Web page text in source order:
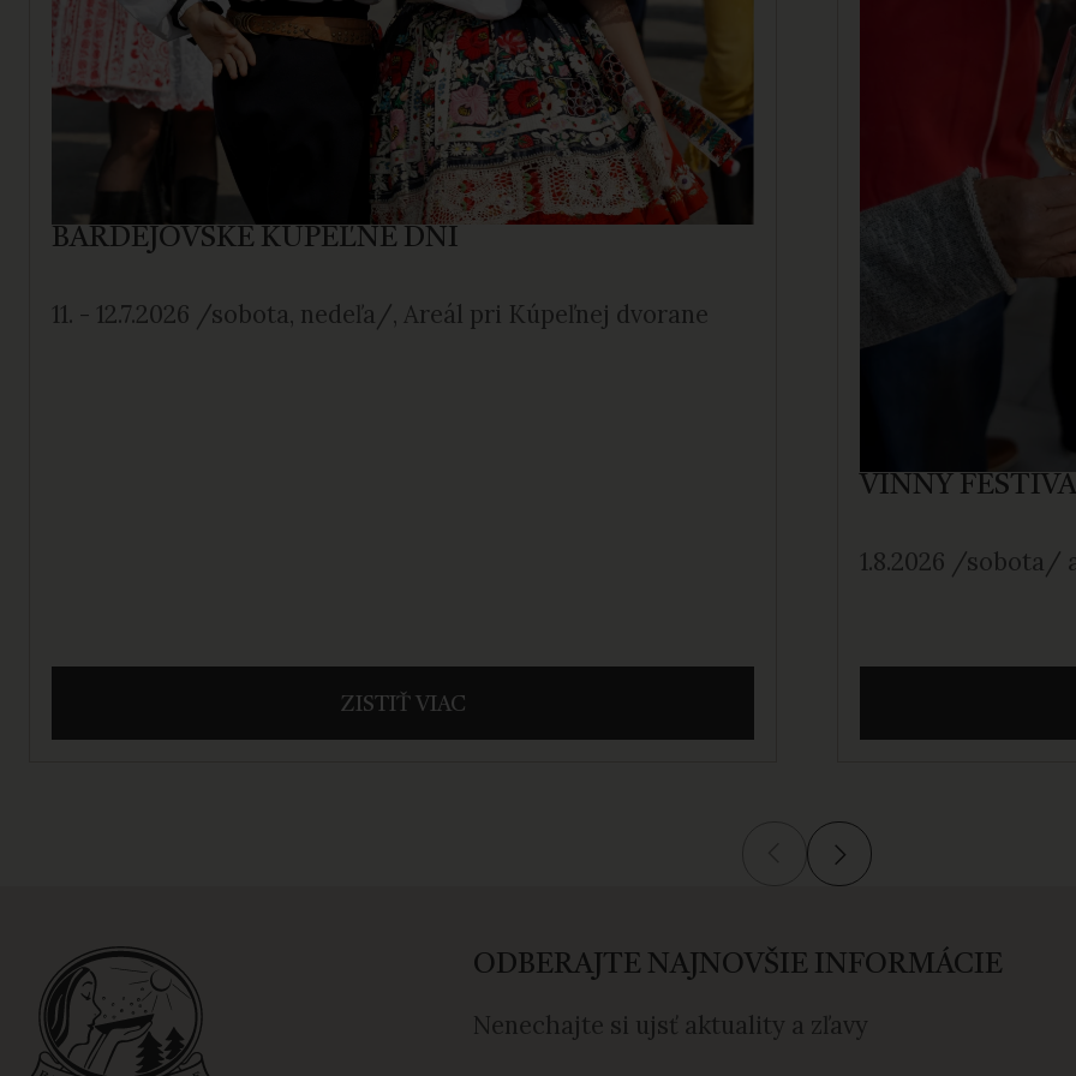
BARDEJOVSKÉ KÚPEĽNÉ DNI
11. - 12.7.2026 /sobota, nedeľa/, Areál pri Kúpeľnej dvorane
ZISTIŤ VIAC
VÍNNY
1.8.2026 /sobota/
ODBERAJTE NAJNOVŠIE INFORMÁCIE
Nenechajte si ujsť aktuality a zľavy